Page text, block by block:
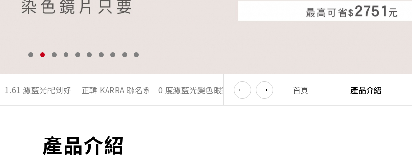
1.61 濾藍光配到好專區正韓 KARRA 聯名系列0 度濾藍光變色眼鏡 濾藍光變色放大鏡 折扣區(6折起)
首頁 產品介紹
產品介紹